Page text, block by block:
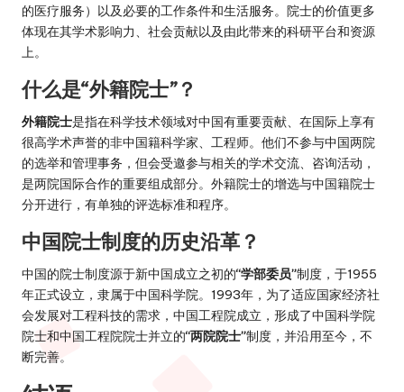
的医疗服务）以及必要的工作条件和生活服务。院士的价值更多
体现在其学术影响力、社会贡献以及由此带来的科研平台和资源
上。
什么是“外籍院士”？
外籍院士是指在科学技术领域对中国有重要贡献、在国际上享有
很高学术声誉的非中国籍科学家、工程师。他们不参与中国两院
的选举和管理事务，但会受邀参与相关的学术交流、咨询活动，
是两院国际合作的重要组成部分。外籍院士的增选与中国籍院士
分开进行，有单独的评选标准和程序。
中国院士制度的历史沿革？
中国的院士制度源于新中国成立之初的“学部委员”制度，于1955
年正式设立，隶属于中国科学院。1993年，为了适应国家经济社
会发展对工程科技的需求，中国工程院成立，形成了中国科学院
院士和中国工程院院士并立的“两院院士”制度，并沿用至今，不
断完善。